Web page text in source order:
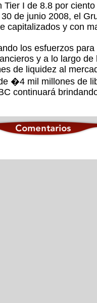
I de 8.8 por
de junio 2008, el
capitalizados y con
los esfuerzos
y a lo largo
de liquidez al
�4 mil millones de
continuará